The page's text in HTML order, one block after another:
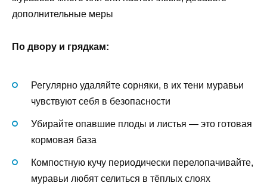
дополнительные меры
По двору и грядкам:
Регулярно удаляйте сорняки, в их тени муравьи
чувствуют себя в безопасности
Убирайте опавшие плоды и листья — это готовая
кормовая база
Компостную кучу периодически перелопачивайте,
муравьи любят селиться в тёплых слоях